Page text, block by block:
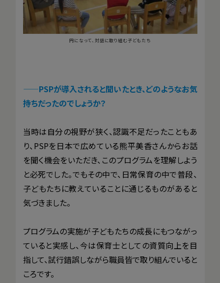
円になって、対話に取り組む子どもたち
——PSPが導入されると聞いたとき、どのようなお気
持ちだったのでしょうか？
当時は自分の視野が狭く、認識不足だったこともあ
り、PSPを日本で広めている熊平美香さんからお話
を聞く機会をいただき、このプログラムを理解しよう
と必死でした。でもその中で、日常保育の中で普段、
子どもたちに教えていることに通じるものがあると
気づきました。
プログラムの実施が子どもたちの成長にもつながっ
ていると実感し、今は保育士としての資質向上を目
指して、試行錯誤しながら職員皆で取り組んでいると
ころです。